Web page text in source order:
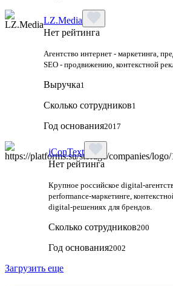
LZ.Media
Нет рейтинга
Агентство интернет - маркетинга,
SEO - продвижению, контекстной
Выручка1
Сколько сотрудников1
Год основания2017
iConText
Нет рейтинга
Крупное российское digital-
performance-маркетинге,
digital-решениях для брендов.
Сколько сотрудников200
Год основания2002
Загрузить еще